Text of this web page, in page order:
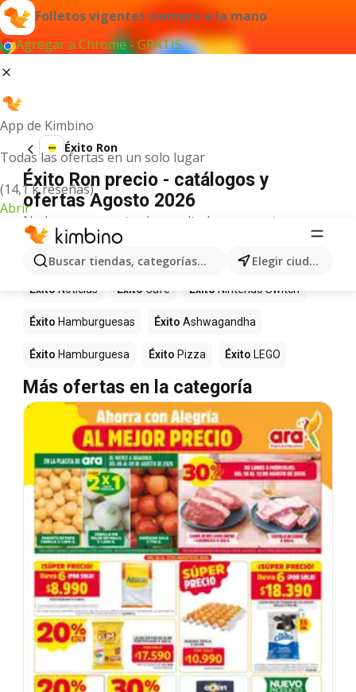
Folletos vigentes siempre a la mano
Agregar a Chrome - GRATIS
App de Kimbino
Todas las ofertas en un solo lugar
(14,1 k reseñas)
Abrir
Buscar tiendas, categorías, productos... Elegir ciudad
Éxito Ron
Éxito Ron precio - catálogos y
ofertas Agosto 2026
No hemos encontrado resultados para este
término.
Más productos en tiendas Éxito
Éxito Noticias Éxito Café Éxito Nintendo Switch
Éxito Hamburguesas Éxito Ashwagandha
Éxito Hamburguesa Éxito Pizza Éxito LEGO
Más ofertas en la categoría